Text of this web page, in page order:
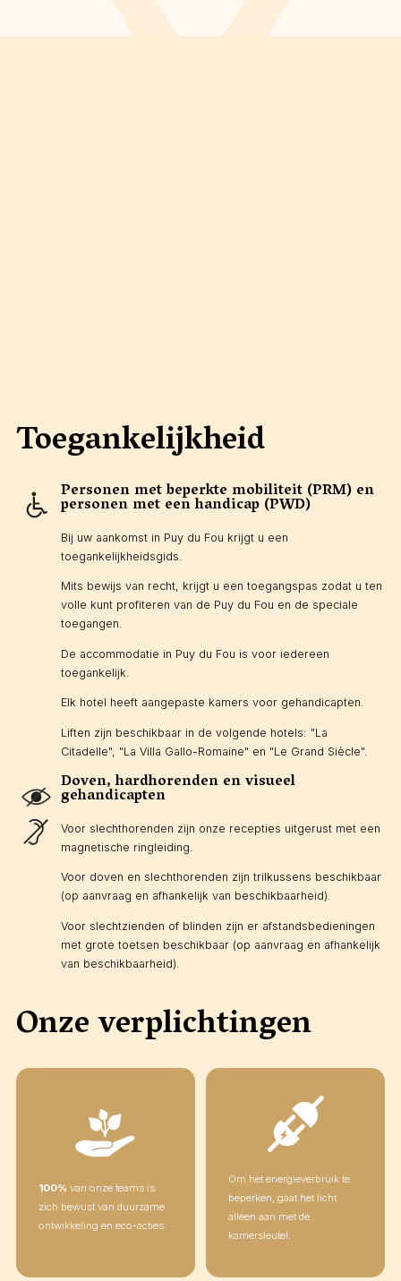
Toegankelijkheid
Personen met beperkte mobiliteit (PRM) en
personen met een handicap (PWD)
Bij uw aankomst in Puy du Fou krijgt u een
toegankelijkheidsgids.
Mits bewijs van recht, krijgt u een toegangspas zodat u ten
volle kunt profiteren van de Puy du Fou en de speciale
toegangen.
De accommodatie in Puy du Fou is voor iedereen
toegankelijk.
Elk hotel heeft aangepaste kamers voor gehandicapten.
Liften zijn beschikbaar in de volgende hotels: "La
Citadelle", "La Villa Gallo-Romaine" en "Le Grand Siècle".
Doven, hardhorenden en visueel
gehandicapten
Voor slechthorenden zijn onze recepties uitgerust met een
magnetische ringleiding.
Voor doven en slechthorenden zijn trilkussens beschikbaar
(op aanvraag en afhankelijk van beschikbaarheid).
Voor slechtzienden of blinden zijn er afstandsbedieningen
met grote toetsen beschikbaar (op aanvraag en afhankelijk
van beschikbaarheid).
Onze verplichtingen
100% van onze teams is
zich bewust van duurzame
ontwikkeling en eco-acties.
Om het energieverbruik te
beperken, gaat het licht
alleen aan met de
kamersleutel.